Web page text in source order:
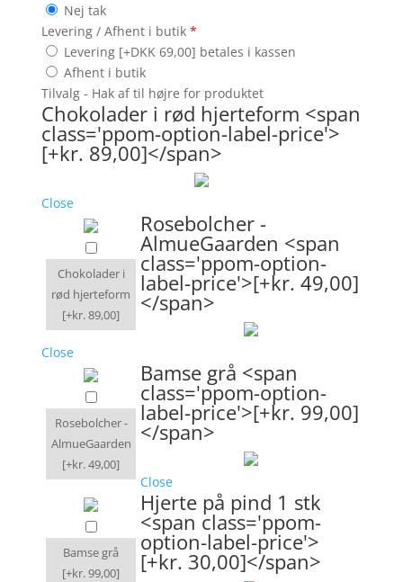
Nej tak
Levering / Afhent i butik *
Levering [+DKK 69,00] betales i kassen
Afhent i butik
Tilvalg - Hak af til højre for produktet
Chokolader i rød hjerteform <span
class='ppom-option-label-price'>
[+kr. 89,00]</span>
Close
Chokolader i
rød hjerteform
[+kr. 89,00]
Rosebolcher -
AlmueGaarden <span
class='ppom-option-
label-price'>[+kr. 49,00]
</span>
Close
Rosebolcher -
AlmueGaarden
[+kr. 49,00]
Bamse grå <span
class='ppom-option-
label-price'>[+kr. 99,00]
</span>
Close
Bamse grå
[+kr. 99,00]
Hjerte på pind 1 stk
<span class='ppom-
option-label-price'>
[+kr. 30,00]</span>